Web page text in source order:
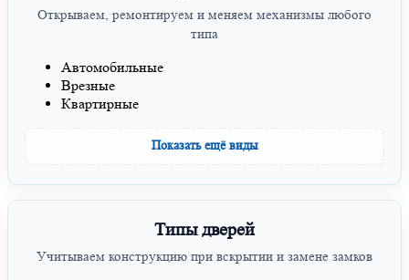
Открываем, ремонтируем и меняем механизмы любого
типа
Автомобильные
Врезные
Квартирные
Показать ещё виды
Типы дверей
Учитываем конструкцию при вскрытии и замене замков